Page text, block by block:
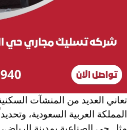
تعاني العديد من المنشآت
المملكة العربية السعودية،